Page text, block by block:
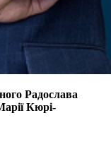
Радослава
Кюрі-